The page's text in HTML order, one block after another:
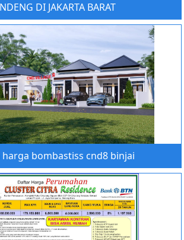
DI JAKARTA BARAT
harga bombastiss cnd8 binjai